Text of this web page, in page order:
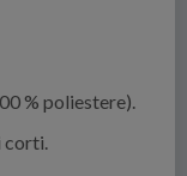
% poliestere).
corti.